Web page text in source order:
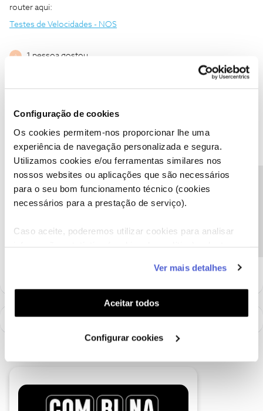
Configuração de cookies
Os cookies permitem-nos proporcionar lhe uma
experiência de navegação personalizada e segura.
Utilizamos cookies e/ou ferramentas similares nos
nossos websites ou aplicações que são necessários
para o seu bom funcionamento técnico (cookies
necessários para a prestação de serviço).
Caso aceite, poderemos utilizar cookies para analisar
funcionalidades (cookies de personalização e
funcionalidade) e adaptar anúncios aos seus interesses
(cookies de publicidade personalizada). Pode gerir a
utilização dos cookies clicando em "Configurar
Ver mais detalhes
Aceitar todos
Configurar cookies
router aqui:
Testes de Velocidades - NOS
A 1 pessoa gostou
Olá@Andreia Filipa Garcia Nobre,
O@Guimase o@Jose Rodriguesajudaram.
Sugerimos que faça um teste de velocidade por cabo de rede,
aqui, para podermos perceber melhor o que se passa.
Obrigada